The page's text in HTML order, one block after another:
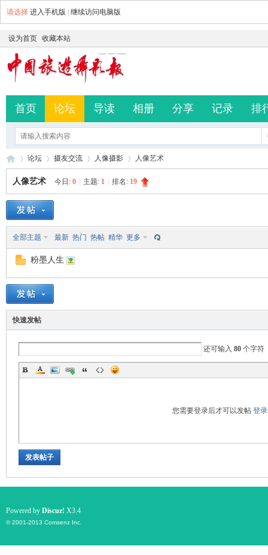
请选择 进入手机版 继续访问电脑版
设为首页 收藏本站
首页 论坛 导读 相册 分享 记录 排
国
»
论坛
›
摄友交流 人像摄影 人像艺术
人像艺术 今日: 0 主题: 1 排名: 19
全部主题 最新 热门 热帖 精华 更多
粉墨人生
快速发帖
还可输入 80 个字符
您需要登录后才可以发帖 登录
发表帖子
Powered by Discuz! X3.4
© 2001-2013 Comsenz Inc.